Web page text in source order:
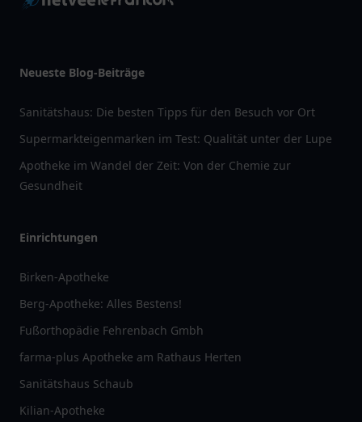
Neueste Blog-Beiträge
Sanitätshaus: Die besten Tipps für den Besuch vor Ort
Supermarkteigenmarken im Test: Qualität unter der Lupe
Apotheke im Wandel der Zeit: Von der Chemie zur
Gesundheit
Einrichtungen
Birken-Apotheke
Berg-Apotheke: Alles Bestens!
Fußorthopädie Fehrenbach Gmbh
farma-plus Apotheke am Rathaus Herten
Sanitätshaus Schaub
Kilian-Apotheke